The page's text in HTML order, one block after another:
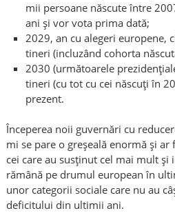
mii persoane născute între
ani și vor vota prima dată;
2029, an cu alegeri europene,
tineri (incluzând cohorta
2030 (următoarele
tineri (cu tot cu cei născuți în
prezent.
Începerea noii guvernări cu
mi se pare o greșeală enormă și
cei care au susținut cel mai mult și
rămână pe drumul european în
unor categorii sociale care nu au
deficitului din ultimii ani.